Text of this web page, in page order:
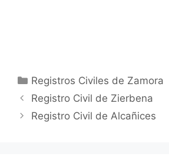
Categorías
Registros Civiles de Zamora
Registro Civil de Zierbena
Registro Civil de Alcañices